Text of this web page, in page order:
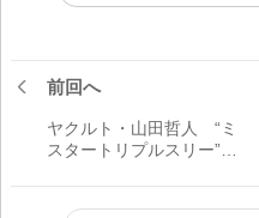
前回へ
ヤクルト・山田哲人 “ミ
スタートリプルスリー”の
に懸ける！